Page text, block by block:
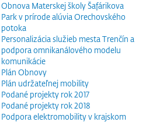
Obnova Materskej školy Šafárikova
Park v prírode alúvia Orechovského
potoka
Personalizácia služieb mesta Trenčín a
podpora omnikanálového modelu
komunikácie
Plán Obnovy
Plán udržateľnej mobility
Podané projekty rok 2017
Podané projekty rok 2018
Podpora elektromobility v krajskom